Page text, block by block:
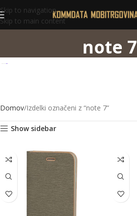
Skip to navigation
Skip to main content
note 7
Domov Izdelki označeni z “note 7”
Show sidebar